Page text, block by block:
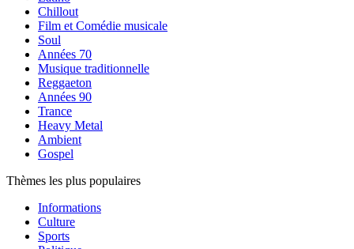
Chillout
Film et Comédie musicale
Soul
Années 70
Musique traditionnelle
Reggaeton
Années 90
Trance
Heavy Metal
Ambient
Gospel
Thèmes les plus populaires
Informations
Culture
Sports